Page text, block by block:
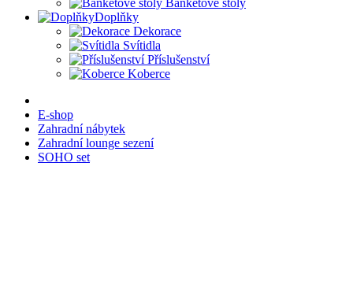
Banketové stoly
Doplňky
Dekorace
Svítidla
Příslušenství
Koberce
E-shop
Zahradní nábytek
Zahradní lounge sezení
SOHO set